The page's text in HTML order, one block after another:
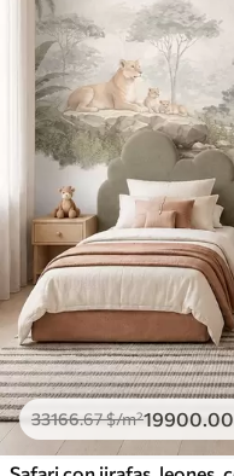
33166.67$/m²19900.00